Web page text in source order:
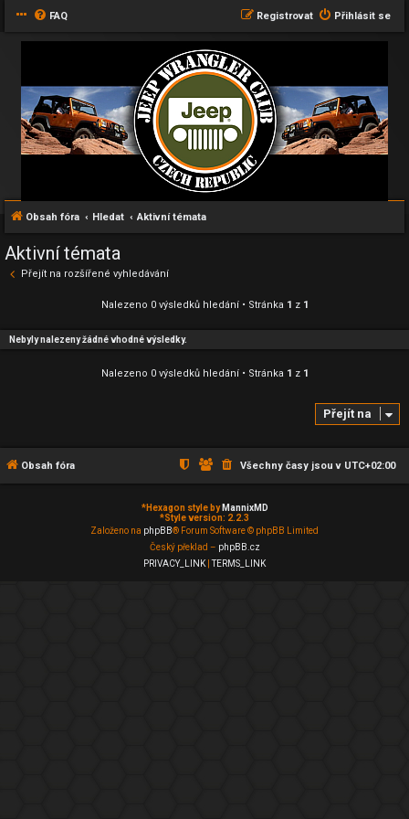
FAQ Přihlásit se
Registrovat
Obsah fóra Hledat Aktivní témata
Aktivní témata
Přejít na rozšířené vyhledávání
Nalezeno 0 výsledků hledání • Stránka 1 z 1
Nebyly nalezeny žádné vhodné výsledky.
Nalezeno 0 výsledků hledání • Stránka 1 z 1
Přejít na
Obsah fóra Všechny časy jsou v UTC+02:00
*Hexagon style by MannixMD
*Style version: 2.2.3
Založeno na phpBB® Forum Software © phpBB Limited
Český překlad – phpBB.cz
PRIVACY_LINK |TERMS_LINK